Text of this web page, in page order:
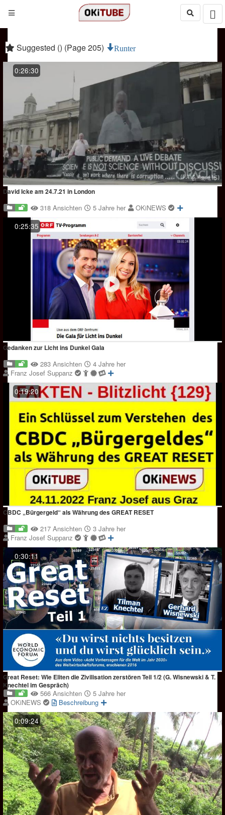
Suggested () (Page 205) Runter
0:26:30
David Icke am 24.7.21 in London
318 Ansichten 5 Jahre her
OKiNEWS
0:25:35
Gedanken zur Licht ins Dunkel Gala
283 Ansichten
4 Jahre her
Franz Josef Suppanz
0:19:20
CBDC „Bürgergeld“ als Währung des GREAT RESET
217 Ansichten
3 Jahre her
Franz Josef Suppanz
0:30:11
Great Reset: Wie Eliten die Zivilisation zerstören Teil 1/2 (G. Wisnewski & T.
Knechtel im Gespräch)
566 Ansichten
5 Jahre her
OKiNEWS
Beschreibung
0:09:24